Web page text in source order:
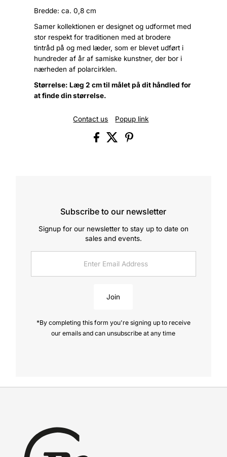
Bredde: ca. 0,8 cm
Samer kollektionen er designet og udformet med
stor respekt for traditionen med at brodere
tintråd på og med læder, som er blevet udført i
hundreder af år af samiske kunstner, der bor i
nærheden af polarcirklen.
Størrelse: Læg 2 cm til målet på dit håndled for
at finde din størrelse.
Contact us Popup link
Subscribe to our newsletter
Signup for our newsletter to stay up to date on
sales and events.
Address
Join
*By completing this form you're signing up to receive
our emails and can unsubscribe at any time